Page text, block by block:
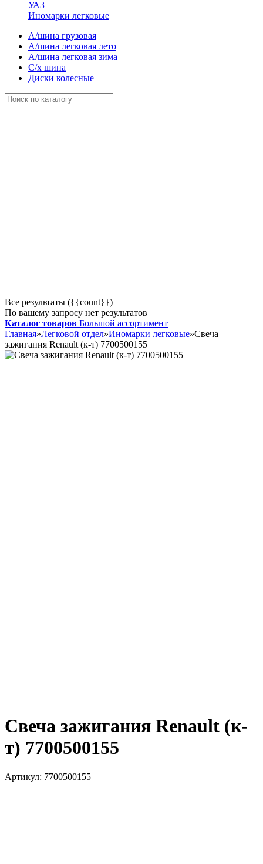
УАЗ
Иномарки легковые
А/шина грузовая
А/шина легковая лето
А/шина легковая зима
С/х шина
Диски колесные
Все результаты ({{count}})
По вашему запросу нет результатов
Каталог товаров Большой ассортимент
Главная»Легковой отдел»Иномарки легковые»Свеча
зажигания Renault (к-т) 7700500155
Свеча зажигания Renault (к-
т) 7700500155
Артикул: 7700500155